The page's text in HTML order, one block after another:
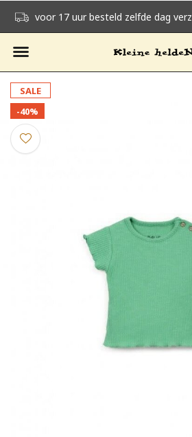
voor 17 uur besteld zelfde dag verzonden
SALE
-40%